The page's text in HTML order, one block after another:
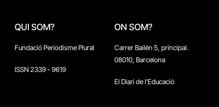
QUI SOM?
Fundació Periodisme Plural
ISSN 2339 - 9619
ON SOM?
Carrer Bailén 5, principal.
08010, Barcelona
El Diari de l'Educació